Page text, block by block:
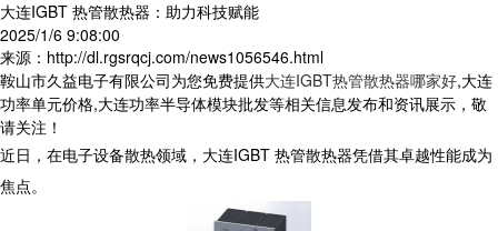
大连IGBT 热管散热器：助力科技赋能
2025/1/6 9:08:00
来源：http://dl.rgsrqcj.com/news1056546.html
鞍山市久益电子有限公司为您免费提供大连IGBT热管散热器哪家好,大连
功率单元价格,大连功率半导体模块批发等相关信息发布和资讯展示，敬
请关注！
近日，在电子设备散热领域，大连IGBT 热管散热器凭借其卓越性能成为
焦点。